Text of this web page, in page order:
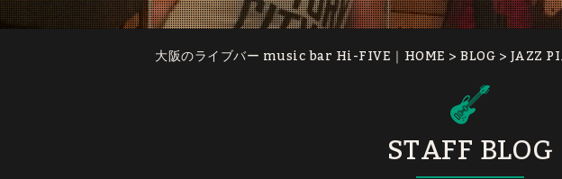
大阪のライブバー music bar Hi-FIVE｜HOME >BLOG> JAZZ
STAFF BLOG